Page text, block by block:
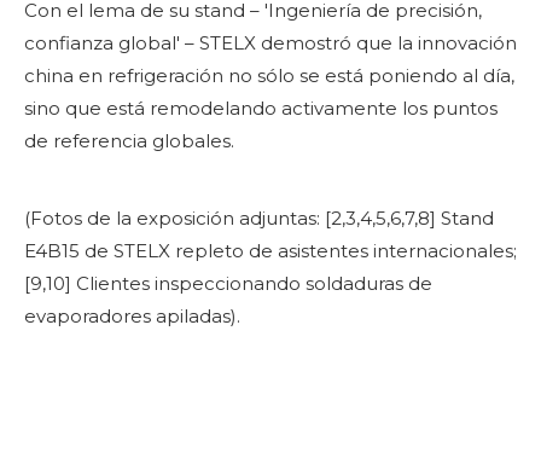
Con el lema de su stand – 'Ingeniería de precisión,
confianza global' – STELX demostró que la innovación
china en refrigeración no sólo se está poniendo al día,
sino que está remodelando activamente los puntos
de referencia globales.
(Fotos de la exposición adjuntas: [2,3,4,5,6,7,8] Stand
E4B15 de STELX repleto de asistentes internacionales;
[9,10] Clientes inspeccionando soldaduras de
evaporadores apiladas).